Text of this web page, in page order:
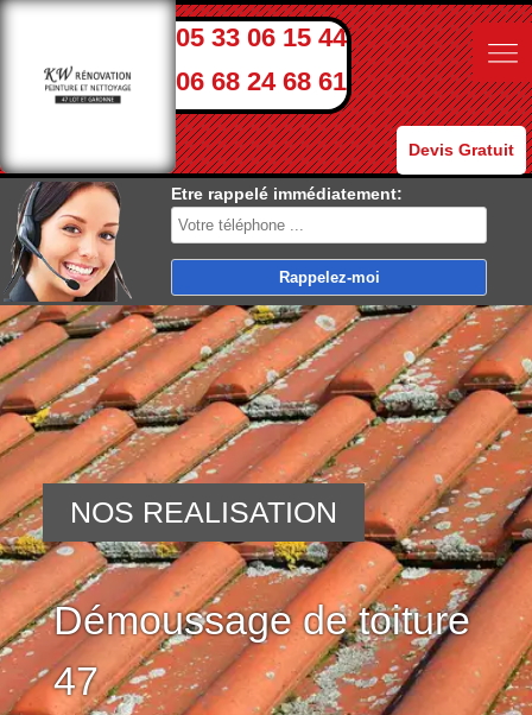
05 33 06 15 44
06 68 24 68 61
Devis Gratuit
Etre rappelé immédiatement:
Démoussage de toiture
47
NOS REALISATION